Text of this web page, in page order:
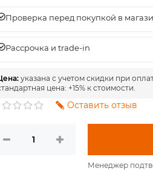
Проверка перед покупкой в
Рассрочка и trade-in
указана с учетом скидки при
цена: +15% к стоимости.
Оставить отзыв
Менеджер